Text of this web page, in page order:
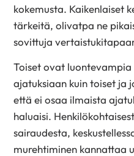
kokemusta. Kaikenlaiset
tärkeitä, olivatpa ne
sovittuja
Toiset ovat
ajatuksiaan kuin toiset ja
että ei osaa ilmaista
haluaisi.
sairaudesta,
murehtiminen kannattaa